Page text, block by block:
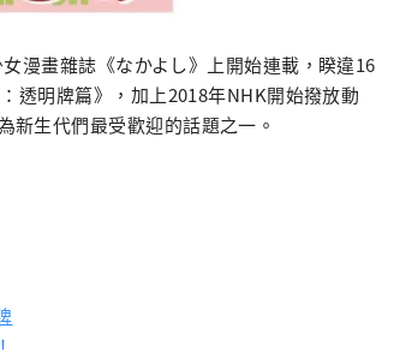
漫畫雜誌《なかよし》上開始連載，睽違16
透明牌篇》，加上2018年NHK開始撥放動
新生代們最受歡迎的話題之一。